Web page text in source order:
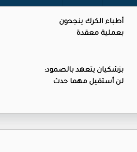
أطباء الكرك ينجحون
بعملية معقدة
بزشكيان يتعهد بالصمود:
لن أستقيل مهما حدث